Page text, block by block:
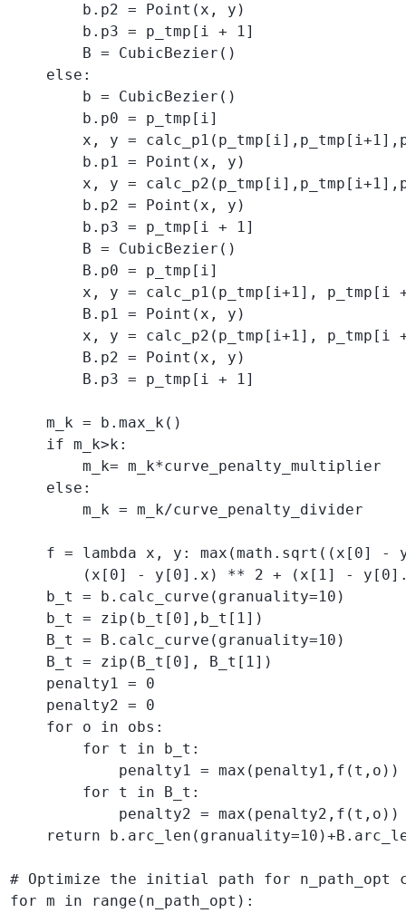
        b.p2 = Point(x, y)
        b.p3 = p_tmp[i + 1]
        B = CubicBezier()
    else:
        b = CubicBezier()
        b.p0 = p_tmp[i]
x, y =
        b.p1 = Point(x, y)
x, y =
        b.p2 = Point(x, y)
        b.p3 = p_tmp[i + 1]
        B = CubicBezier()
        B.p0 = p_tmp[i]
x, y = calc_p1(p_tmp[i+1], p_tmp[i
        B.p1 = Point(x, y)
x, y = calc_p2(p_tmp[i+1], p_tmp[i
        B.p2 = Point(x, y)
        B.p3 = p_tmp[i + 1]
    m_k = b.max_k()
    if m_k>k:
        m_k= m_k*curve_penalty_multiplier
    else:
        m_k = m_k/curve_penalty_divider
f = lambda x, y: max(math.sqrt((x[0] -
(x[0] - y[0].x) ** 2 + (x[1] -
    b_t = b.calc_curve(granuality=10)
    b_t = zip(b_t[0],b_t[1])
    B_t = B.calc_curve(granuality=10)
    B_t = zip(B_t[0], B_t[1])
    penalty1 = 0
    penalty2 = 0
    for o in obs:
        for t in b_t:
            penalty1 = max(penalty1,f(t,o))
        for t in B_t:
            penalty2 = max(penalty2,f(t,o))
return
# Optimize the initial path for n_path_opt
for m in range(n_path_opt):